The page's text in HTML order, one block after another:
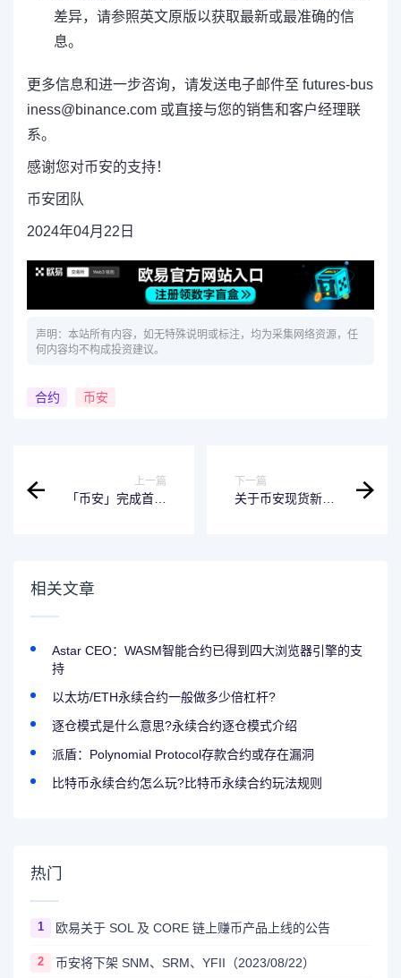
差异，请参照英文原版以获取最新或最准确的信
息。
更多信息和进一步咨询，请发送电子邮件至 futures-bus
iness@binance.com 或直接与您的销售和客户经理联
系。
感谢您对币安的支持！
币安团队
2024年04月22日
声明：本站所有内容，如无特殊说明或标注，均为采集网络资源，任
何内容均不构成投资建议。
合约 币安
上一篇
「币安」完成首次
下一篇
关于币安现货新增
相关文章
Astar CEO：WASM智能合约已得到四大浏览器引擎的支
持
以太坊/ETH永续合约一般做多少倍杠杆?
逐仓模式是什么意思?永续合约逐仓模式介绍
派盾：Polynomial Protocol存款合约或存在漏洞
比特币永续合约怎么玩?比特币永续合约玩法规则
热门
1 欧易关于 SOL 及 CORE 链上赚币产品上线的公告
2 币安将下架 SNM、SRM、YFII（2023/08/22）